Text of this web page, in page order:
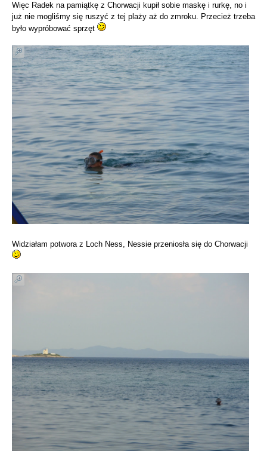
Więc Radek na pamiątkę z Chorwacji kupił sobie maskę i rurkę, no i
już nie mogliśmy się ruszyć z tej plaży aż do zmroku. Przecież trzeba
było wypróbować sprzęt
Widziałam potwora z Loch Ness, Nessie przeniosła się do Chorwacji